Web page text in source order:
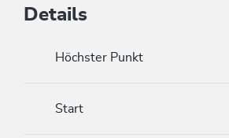
Details
Höchster Punkt
Start